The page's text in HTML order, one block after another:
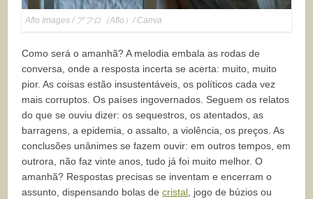
Aflo Images / アフロ（Aflo）/ Canva
Como será o amanhã? A melodia embala as rodas de
conversa, onde a resposta incerta se acerta: muito, muito
pior. As coisas estão insustentáveis, os políticos cada vez
mais corruptos. Os países ingovernados. Seguem os relatos
do que se ouviu dizer: os sequestros, os atentados, as
barragens, a epidemia, o assalto, a violência, os preços. As
conclusões unânimes se fazem ouvir: em outros tempos, em
outrora, não faz vinte anos, tudo já foi muito melhor. O
amanhã? Respostas precisas se inventam e encerram o
assunto, dispensando bolas decristal, jogo de búzios ou